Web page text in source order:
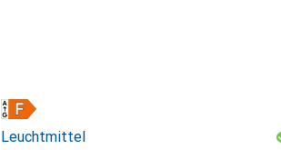
Leuchtmittel